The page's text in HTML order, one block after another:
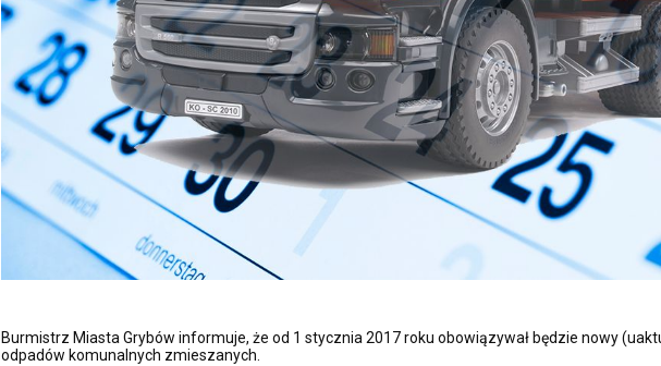
Burmistrz Miasta Grybów informuje, że od 1 stycznia 2017 roku obowiązywał będzie nowy
odpadów komunalnych zmieszanych.